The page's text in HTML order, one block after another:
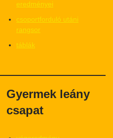
eredményei
csoportforduló utáni
rangsor
táblák
Gyermek leány
csapat